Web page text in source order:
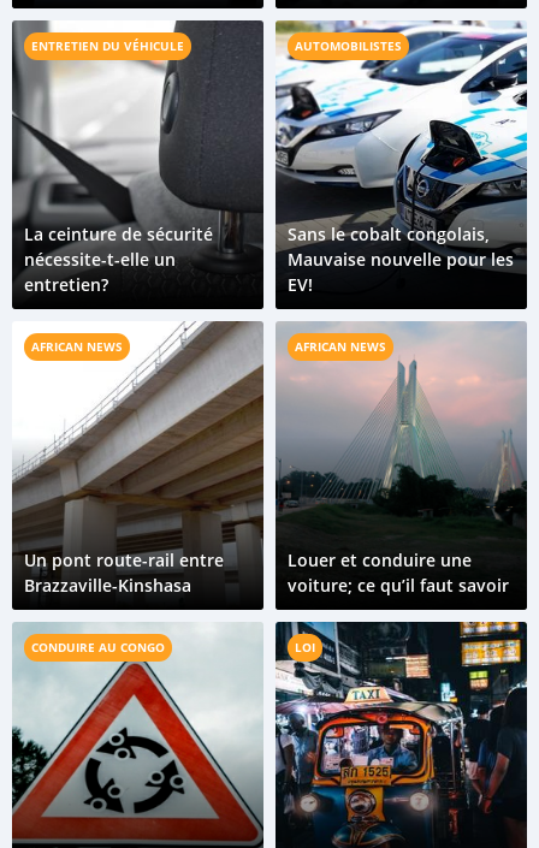
de la mine aux véhicules
électriques.
ENTRETIEN DU VÉHICULE
La ceinture de sécurité
nécessite-t-elle un
entretien?
AUTOMOBILISTES
Sans le cobalt congolais,
Mauvaise nouvelle pour les
EV!
AFRICAN NEWS
Un pont route-rail entre
Brazzaville-Kinshasa
AFRICAN NEWS
Louer et conduire une
voiture; ce qu’il faut savoir
CONDUIRE AU CONGO LOI